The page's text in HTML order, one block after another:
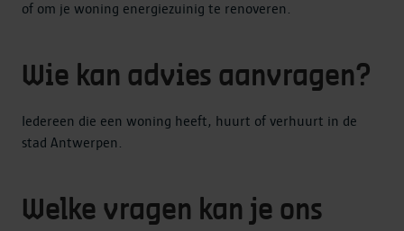
of om je woning energiezuinig te renoveren.
Wie kan advies aanvragen?
Iedereen die een woning heeft, huurt of verhuurt in de
stad Antwerpen.
Welke vragen kan je ons